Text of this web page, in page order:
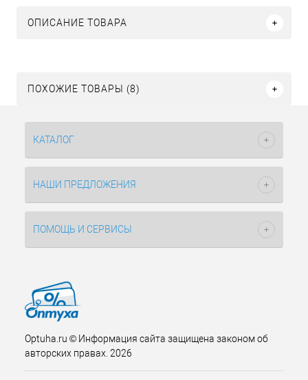
ОПИСАНИЕ ТОВАРА
ПОХОЖИЕ ТОВАРЫ (8)
КАТАЛОГ
НАШИ ПРЕДЛОЖЕНИЯ
ПОМОЩЬ И СЕРВИСЫ
Optuha.ru © Информация сайта защищена законом об
авторских правах. 2026